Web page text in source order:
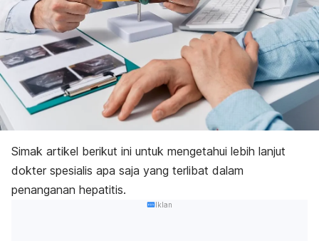
Simak artikel berikut ini untuk mengetahui lebih lanjut
dokter spesialis apa saja yang terlibat dalam
penanganan hepatitis.
Iklan